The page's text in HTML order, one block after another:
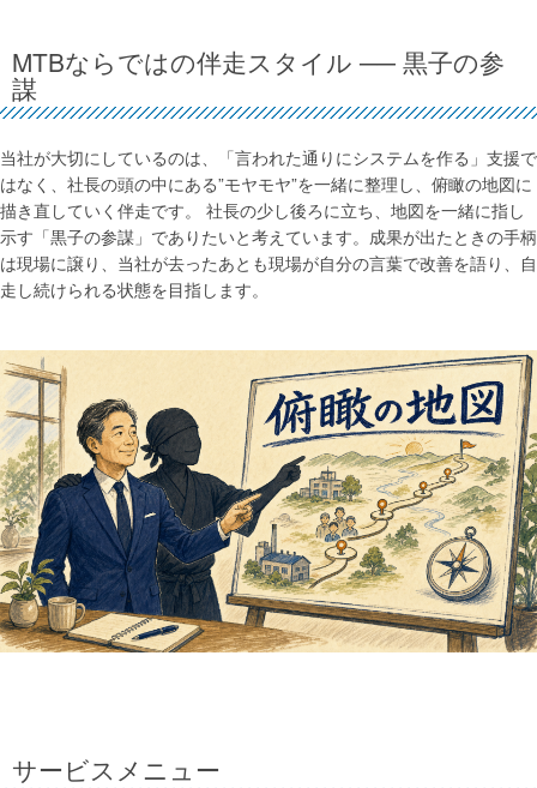
MTBならではの伴走スタイル ── 黒子の参
謀
当社が大切にしているのは、「言われた通りにシステムを作る」支援で
はなく、社長の頭の中にある”モヤモヤ”を一緒に整理し、俯瞰の地図に
描き直していく伴走です。 社長の少し後ろに立ち、地図を一緒に指し
示す「黒子の参謀」でありたいと考えています。成果が出たときの手柄
は現場に譲り、当社が去ったあとも現場が自分の言葉で改善を語り、自
走し続けられる状態を目指します。
サービスメニュー